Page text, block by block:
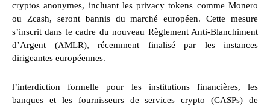
cryptos anonymes, incluant les privacy tokens comme Monero
ou Zcash, seront bannis du marché européen. Cette mesure
s’inscrit dans le cadre du nouveau Règlement Anti-Blanchiment
d’Argent (AMLR), récemment finalisé par les instances
dirigeantes européennes.
l’interdiction formelle pour les institutions financières, les
banques et les fournisseurs de services crypto (CASPs) de